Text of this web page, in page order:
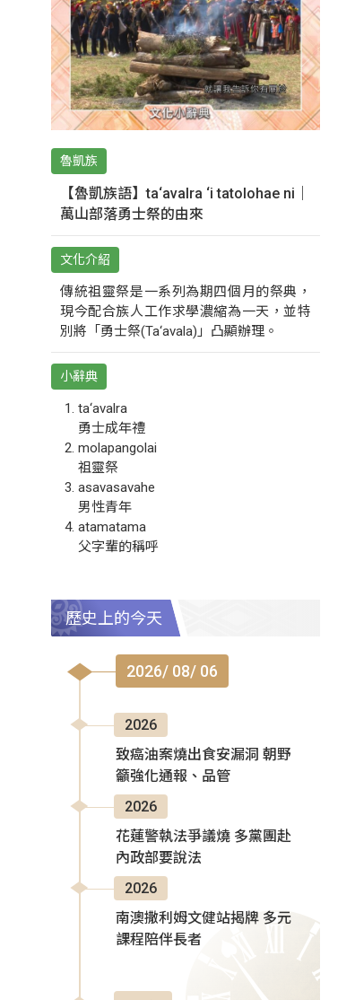
魯凱族
【魯凱族語】ta‘avalra ‘i tatolohae ni｜
萬山部落勇士祭的由來
文化介紹
傳統祖靈祭是一系列為期四個月的祭典，
現今配合族人工作求學濃縮為一天，並特
別將「勇士祭(Ta‘avala)」凸顯辦理。
小辭典
ta‘avalra
勇士成年禮
molapangolai
祖靈祭
asavasavahe
男性青年
atamatama
父字輩的稱呼
歷史上的今天
2026/ 08/ 06
2026
致癌油案燒出食安漏洞 朝野
籲強化通報、品管
2026
花蓮警執法爭議燒 多黨團赴
內政部要說法
2026
南澳撒利姆文健站揭牌 多元
課程陪伴長者